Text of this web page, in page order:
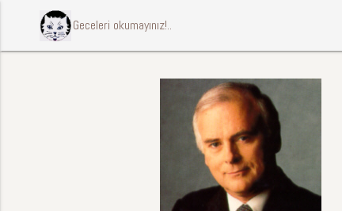
ccccci Geceleri okumayınız!..